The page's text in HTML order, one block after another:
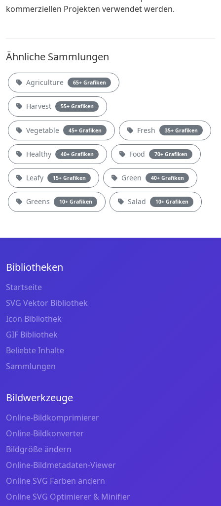
kommerziellen Projekten verwendet werden.
Ähnliche Sammlungen
Agriculture 65+ Grafiken
Harvest 55+ Grafiken
Vegetable 45+ Grafiken Fresh 35+ Grafiken
Healthy 40+ Grafiken Food 70+ Grafiken
Leafy 15+ Grafiken Green 40+ Grafiken
Greens 10+ Grafiken Salad 10+ Grafiken
Bibliotheken
Startseite
SVG Vektor Bibliothek
Icon Bibliothek
GIF Bibliothek
Beliebte Inhalte
Sammlungen
Bildwerkzeuge
Online-Bildkomprimierer
Online-Bildkonverter
Bildgröße ändern
Online-Bildmetadaten-Viewer
Online SVG Farben ändern
Online SVG Optimierer & Minifier